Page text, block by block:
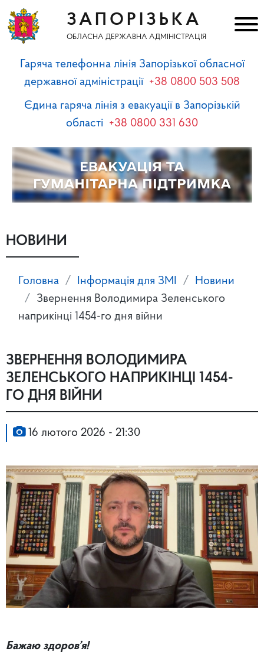
ЗАПОРІЗЬКА
ОБЛАСНА ДЕРЖАВНА АДМІНІСТРАЦІЯ
Гаряча телефонна лінія Запорізької обласної
державної адміністрації +38 0800 503 508
Єдина гаряча лінія з евакуації в Запорізькій
області +38 0800 331 630
НОВИНИ
Головна Інформація для ЗМІ
Новини
Звернення Володимира Зеленського
наприкінці 1454-го дня війни
ЗВЕРНЕННЯ ВОЛОДИМИРА
ЗЕЛЕНСЬКОГО НАПРИКІНЦІ 1454-
ГО ДНЯ ВІЙНИ
16 лютого 2026 - 21:30
Бажаю здоров’я!